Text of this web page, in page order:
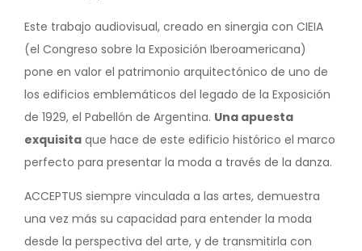
Este trabajo audiovisual, creado en sinergia con CIEIA
(el Congreso sobre la Exposición Iberoamericana)
pone en valor el patrimonio arquitectónico de uno de
los edificios emblemáticos del legado de la Exposición
de 1929, el Pabellón de Argentina. Una apuesta
exquisita que hace de este edificio histórico el marco
perfecto para presentar la moda a través de la danza.
ACCEPTUS siempre vinculada a las artes, demuestra
una vez más su capacidad para entender la moda
desde la perspectiva del arte, y de transmitirla con